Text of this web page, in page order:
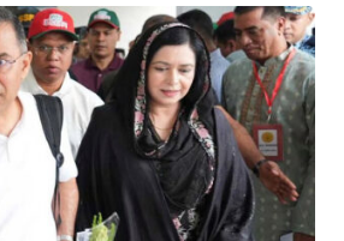
খান সিআইপি
২১ ঘণ্টা আগে
ছাগলনাইয়ায় চিহ্নিত ডাকাত ‘গুন্ডা রনি’
গ্রেপ্তার
২১ ঘণ্টা আগে
দৈনিক ৫শ টাকা মজুরীর দাবীতে বড়লেখায় চা
শ্রমিকদের গণবিক্ষোভ